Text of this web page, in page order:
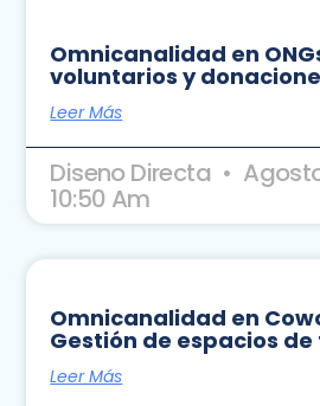
Omnicanalidad en
voluntarios y
Leer Más
Diseno Directa
10:50 Am
Omnicanalidad en
Gestión de espacios
Leer Más